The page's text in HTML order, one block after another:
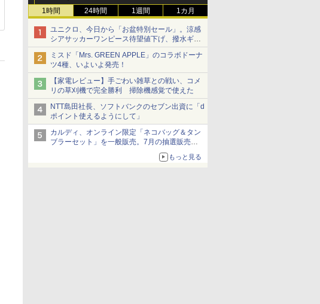
1時間 24時間 1週間 1カ月
ユニクロ、今日から「お盆特別セール」。涼感
シアサッカーワンピース待望値下げ、撥水ギア
ショーツは1990円に
ミスド「Mrs. GREEN APPLE」のコラボドーナ
ツ4種、いよいよ発売！
【家電レビュー】手ごわい雑草との戦い、コメ
リの草刈機で完全勝利 掃除機感覚で使えた
NTT島田社長、ソフトバンクのセブン出資に「d
ポイント使えるようにして」
カルディ、オンライン限定「ネコバッグ＆タン
ブラーセット」を一般販売。7月の抽選販売の
もっと見る